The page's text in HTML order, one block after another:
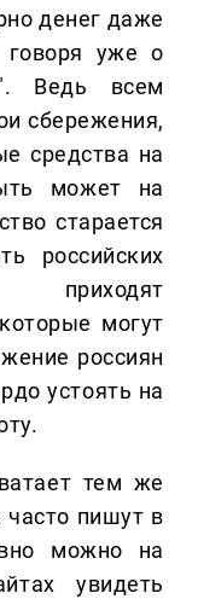
денег даже
уже о
Ведь всем
сбережения,
средства на
может на
старается
российских
приходят
могут
россиян
устоять на
тем же
часто пишут в
можно на
увидеть